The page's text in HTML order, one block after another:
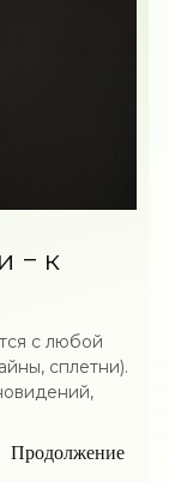
− к
с любой
сплетни).
Продолжение